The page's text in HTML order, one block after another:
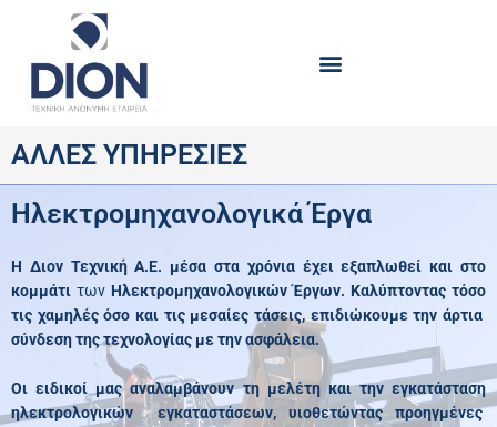
content
ΑΛΛΕΣ ΥΠΗΡΕΣΙΕΣ
Ηλεκτρομηχανολογικά Έργα
Η Διον Τεχνική Α.Ε. μέσα στα χρόνια έχει εξαπλωθεί και στο
κομμάτι των Ηλεκτρομηχανολογικών Έργων. Καλύπτοντας τόσο
τις χαμηλές όσο και τις μεσαίες τάσεις, επιδιώκουμε την άρτια
σύνδεση της τεχνολογίας με την ασφάλεια.
Οι ειδικοί μας αναλαμβάνουν τη μελέτη και την εγκατάσταση
ηλεκτρολογικών εγκαταστάσεων, υιοθετώντας προηγμένες